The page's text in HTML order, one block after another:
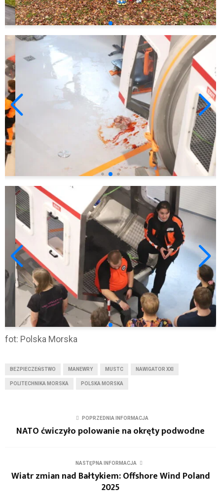
fot: Polska Morska
BEZPIECZEŃSTWO MANEWRY MUSTC NAWIGATOR XXI
POLITECHNIKA MORSKA POLSKA MORSKA
POPRZEDNIA INFORMACJA
NATO ćwiczyło polowanie na okręty podwodne
NASTĘPNA INFORMACJA
Wiatr zmian nad Bałtykiem: Offshore Wind Poland
2025